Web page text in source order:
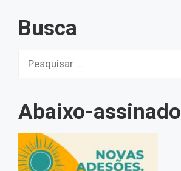
Busca
Pesquisar
Abaixo-assinado